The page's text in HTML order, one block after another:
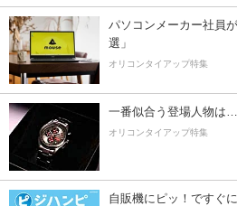
パソコンメーカー社員
選」
オリコンタイアップ特集
一番似合う登場人物は
オリコンタイアップ特集
自販機にピッ！ですぐ